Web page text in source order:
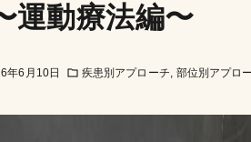
動療法編〜
年6月10日 疾患別アプローチ 部位別アプロ